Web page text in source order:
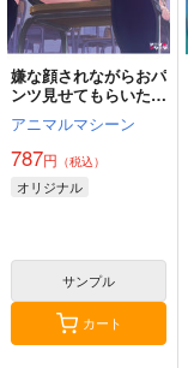
8月2日掲載
7月31日掲載
7月30日掲載
嫌な顔されながらおパ
ンツ見せてもらいたい
本14
アニマルマシーン
787円 （税込）
オリジナル
サンプル
カート